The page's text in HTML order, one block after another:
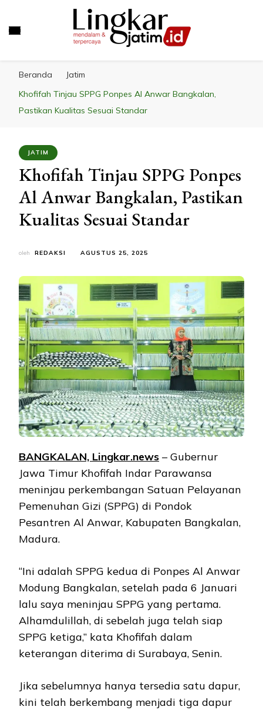
Beranda
Jatim
Khofifah Tinjau SPPG Ponpes Al Anwar Bangkalan,
Pastikan Kualitas Sesuai Standar
JATIM
Khofifah Tinjau SPPG Ponpes
Al Anwar Bangkalan, Pastikan
Kualitas Sesuai Standar
oleh REDAKSI AGUSTUS 25, 2025
BANGKALAN, Lingkar.news – Gubernur
Jawa Timur Khofifah Indar Parawansa
meninjau perkembangan Satuan Pelayanan
Pemenuhan Gizi (SPPG) di Pondok
Pesantren Al Anwar, Kabupaten Bangkalan,
Madura.
“Ini adalah SPPG kedua di Ponpes Al Anwar
Modung Bangkalan, setelah pada 6 Januari
lalu saya meninjau SPPG yang pertama.
Alhamdulillah, di sebelah juga telah siap
SPPG ketiga,” kata Khofifah dalam
keterangan diterima di Surabaya, Senin.
Jika sebelumnya hanya tersedia satu dapur,
kini telah berkembang menjadi tiga dapur